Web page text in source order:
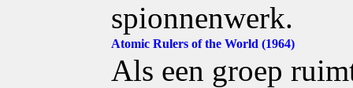
spionnenwerk.
Atomic Rulers of the World (1964)
Als een groep